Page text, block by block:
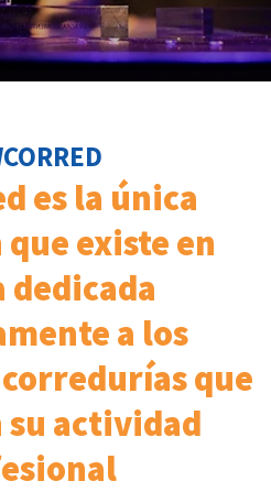
es la única
existe en
dedicada
a los
que
su actividad